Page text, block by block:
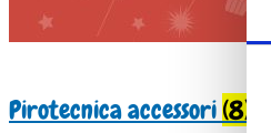
Pirotecnica accessori (8)